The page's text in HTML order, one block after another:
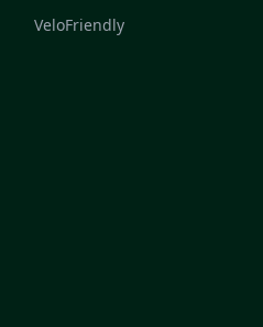
VeloFriendly